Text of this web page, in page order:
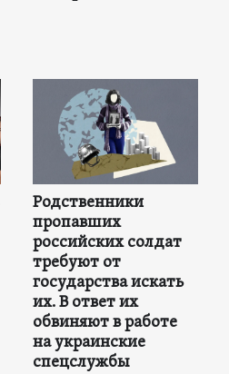
Родственники
пропавших
российских солдат
требуют от
государства искать
их. В ответ их
обвиняют в работе
на украинские
спецслужбы